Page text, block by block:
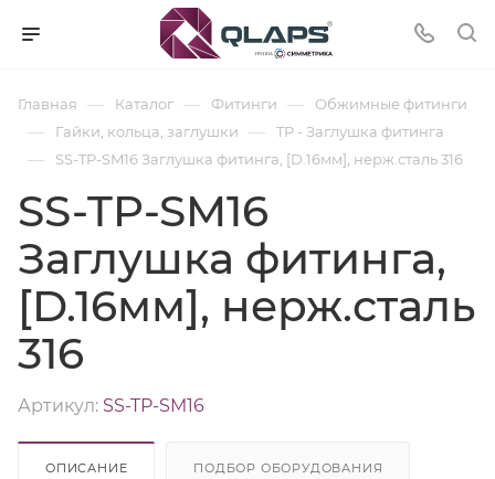
Главная — Каталог — Фитинги — Обжимные фитинги
— Гайки, кольца, заглушки — TP - Заглушка фитинга
— SS-TP-SM16 Заглушка фитинга, [D.16мм], нерж.сталь 316
SS-TP-SM16
Заглушка фитинга,
[D.16мм], нерж.сталь
316
Артикул: SS-TP-SM16
ОПИСАНИЕ ПОДБОР ОБОРУДОВАНИЯ